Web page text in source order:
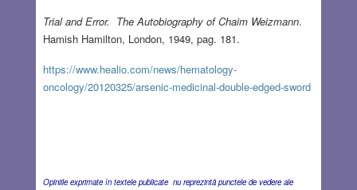
Trial and Error. The Autobiography of Chaim Weizmann.
Hamish Hamilton, London, 1949, pag. 181.
https://www.healio.com/news/hematology-
oncology/20120325/arsenic-medicinal-double-edged-sword
Opiniile exprimate în textele publicate nu reprezintă punctele de vedere ale